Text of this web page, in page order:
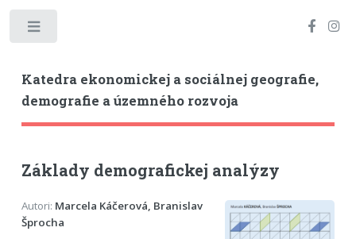
Katedra ekonomickej a sociálnej geografie,
demografie a územného rozvoja
Základy demografickej analýzy
Autori: Marcela Káčerová, Branislav
Šprocha